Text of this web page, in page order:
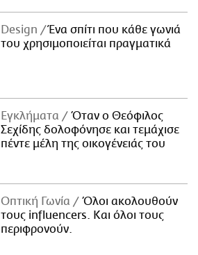
Design
Ένα σπίτι που κάθε γωνιά
του χρησιμοποιείται πραγματικά
Εγκλήματα
Όταν ο Θεόφιλος
Σεχίδης δολοφόνησε και τεμάχισε
πέντε μέλη της οικογένειάς του
Οπτική Γωνία
Όλοι ακολουθούν
τους influencers. Και όλοι τους
περιφρονούν.